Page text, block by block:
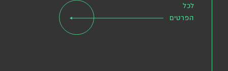
לכל
הפרטים